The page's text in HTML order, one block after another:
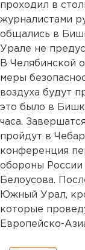
проходил в
журналистами
общались в
Урале не
В Челябинской
меры
воздуха будут
это было в
часа.
пройдут в
конференция
обороны России
Белоусова.
Южный Урал,
которые
Европейско-